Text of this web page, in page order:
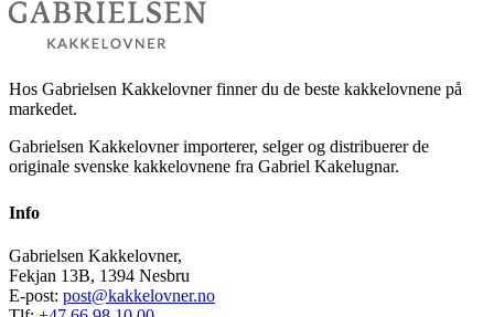
Hos Gabrielsen Kakkelovner finner du de beste kakkelovnene på
markedet.
Gabrielsen Kakkelovner importerer, selger og distribuerer de
originale svenske kakkelovnene fra Gabriel Kakelugnar.
Info
Gabrielsen Kakkelovner,
Fekjan 13B, 1394 Nesbru
E-post: post@kakkelovner.no